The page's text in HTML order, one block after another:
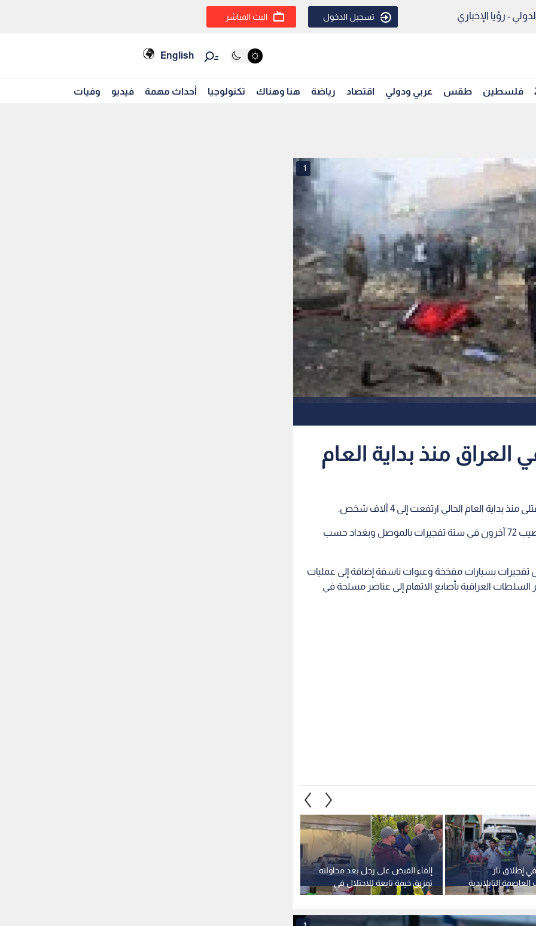
- رؤيا الإخباري تسجيل الدخول البث المباشر
English
فلسطين طقس عربي ودولي اقتصاد رياضة هنا وهناك تكنولوجيا أحداث مهمة فيديو وفيات
1
العام الحالي ارتفعت إلى 4 آلاف شخص.
وكان 40 عراقيا قتلوا أمس من بينهم 9 عسكريين وأصيب 72 آخرون في ستة تفجيرات بالموصل وبغداد حسب
بسيارات مفخخة وعبوات ناسفة إضافة إلى عمليات
السلطات العراقية بأصابع الاتهام إلى عناصر مسلحة في
إلقاء القبض على رجل بعد محاولته
تمزيق خيمة تابعة للاحتلال في
مهرجان بكندا
في إطلاق نار
التايلاندية